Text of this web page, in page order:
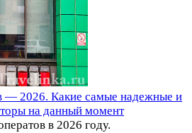
— 2026. Какие самые надежные и
на данный момент
в 2026 году.